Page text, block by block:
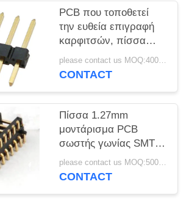
PCB που τοποθετεί
την ευθεία επιγραφή
καρφιτσών, πίσσα
2.54mm καρφιτσών
1x5 επιγραφή
please contact us MOQ:4000PCS
CONTACT
Πίσσα 1.27mm
μοντάρισμα PCB
σωστής γωνίας SMT
καρφιτσών
συνδετήρων 2x9
please contact us MOQ:5000pcs
CONTACT